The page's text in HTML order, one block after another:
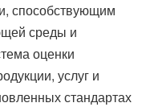
способствующим
среды и
оценки
услуг и
стандартах